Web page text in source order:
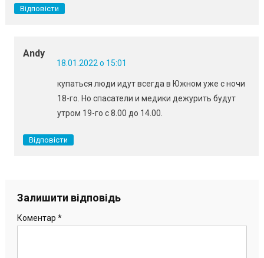
Відповісти
Andy
18.01.2022 о 15:01
купаться люди идут всегда в Южном уже с ночи
18-го. Но спасатели и медики дежурить будут
утром 19-го с 8.00 до 14.00.
Відповісти
Залишити відповідь
Коментар *